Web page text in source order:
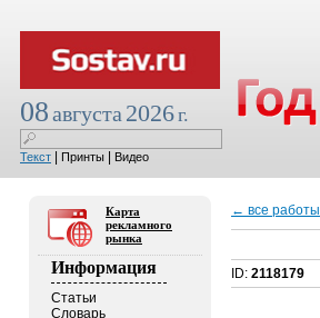
08августа 2026г.
Текст Принты Видео
Карта
рекламного
рынка
Информация
Статьи
Словарь
← все работы
ID: 2118179